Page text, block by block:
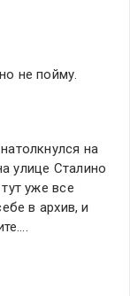
не пойму.
на
улице Сталино
уже все
в архив, и